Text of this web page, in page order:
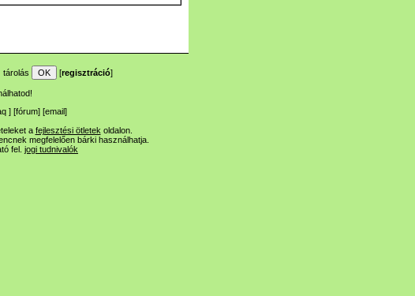
tárolás [regisztráció]
] [fórum] [email]
a fejlesztési ötletek oldalon.
megfelelően bárki használhatja.
fel. jogi tudnivalók